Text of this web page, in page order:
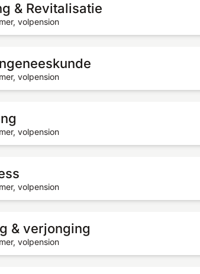
& Revitalisatie
volpension
volpension
volpension
volpension
& verjonging
volpension